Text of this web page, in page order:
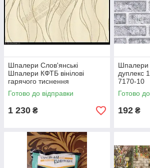
Шпалери Слов'янські
Шпалери КФТБ вінілові
гарячого тиснення
шовкографія 10м*1,06 9В118
Адель 2 8595-05
Готово до відправки
1 230 ₴
Шпалери
дуплекс
7170-10
Готово
192 ₴